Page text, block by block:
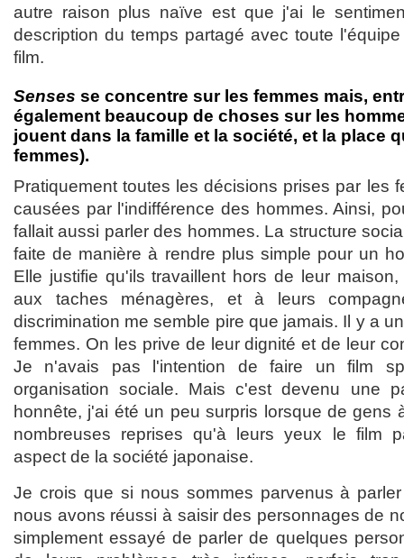
autre raison plus naïve est que j'ai le
description du temps partagé avec toute
film.
Senses se concentre sur les femmes mais,
également beaucoup de choses sur les
jouent dans la famille et la société, et la place
femmes).
Pratiquement toutes les décisions prises par les
causées par l'indifférence des hommes. Ainsi,
fallait aussi parler des hommes. La structure
faite de manière à rendre plus simple pour un
Elle justifie qu'ils travaillent hors de leur
aux taches ménagères, et à leurs
discrimination me semble pire que jamais. Il y a
femmes. On les prive de leur dignité et de leur
Je n'avais pas l'intention de faire un film
organisation sociale. Mais c'est devenu une
honnête, j'ai été un peu surpris lorsque de gens
nombreuses reprises qu'à leurs yeux le film
aspect de la société japonaise.
Je crois que si nous sommes parvenus à
nous avons réussi à saisir des personnages de
simplement essayé de parler de quelques